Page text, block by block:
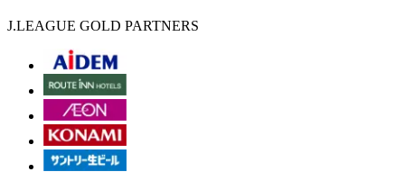
J.LEAGUE GOLD PARTNERS